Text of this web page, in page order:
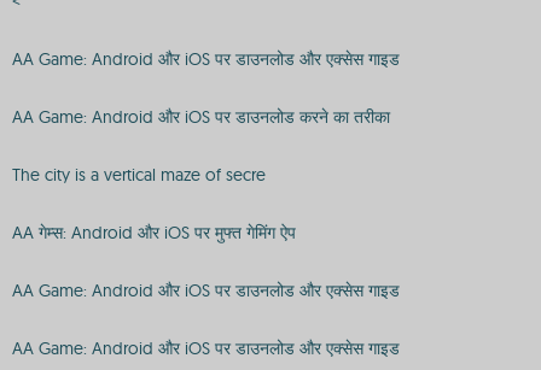
AA Game: Android और iOS पर डाउनलोड और एक्सेस गाइड
AA Game: Android और iOS पर डाउनलोड करने का तरीका
The city is a vertical maze of secre
AA गेम्स: Android और iOS पर मुफ्त गेमिंग ऐप
AA Game: Android और iOS पर डाउनलोड और एक्सेस गाइड
AA Game: Android और iOS पर डाउनलोड और एक्सेस गाइड